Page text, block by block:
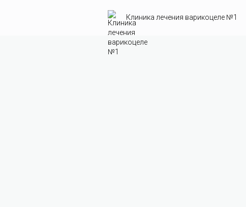
Клиника лечения варикоцеле №1